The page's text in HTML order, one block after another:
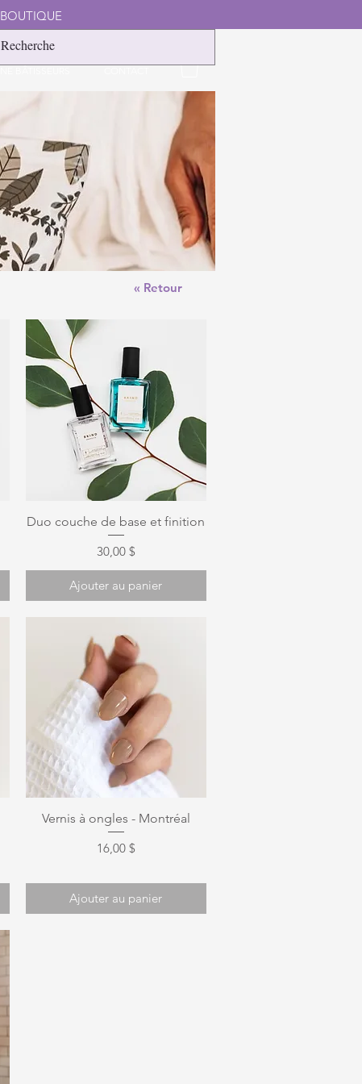
« Retour
Aperçu rapide
Duo couche de base et finition
Prix
30,00 $
Ajouter au panier
Aperçu rapide
Vernis à ongles - Montréal
Prix
16,00 $
Ajouter au panier